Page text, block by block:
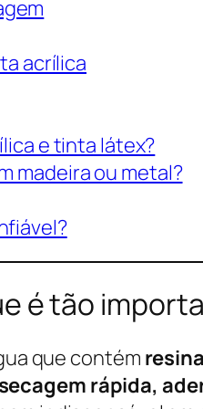
acrílica
e tinta látex?
madeira ou metal?
é tão
que contém
rápida,